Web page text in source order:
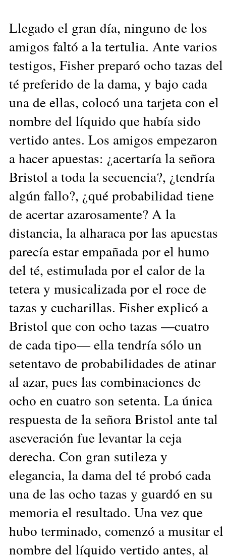
Llegado el gran día, ninguno de los
amigos faltó a la tertulia. Ante varios
testigos, Fisher preparó ocho tazas del
té preferido de la dama, y bajo cada
una de ellas, colocó una tarjeta con el
nombre del líquido que había sido
vertido antes. Los amigos empezaron
a hacer apuestas: ¿acertaría la señora
Bristol a toda la secuencia?, ¿tendría
algún fallo?, ¿qué probabilidad tiene
de acertar azarosamente? A la
distancia, la alharaca por las apuestas
parecía estar empañada por el humo
del té, estimulada por el calor de la
tetera y musicalizada por el roce de
tazas y cucharillas. Fisher explicó a
Bristol que con ocho tazas —cuatro
de cada tipo— ella tendría sólo un
setentavo de probabilidades de atinar
al azar, pues las combinaciones de
ocho en cuatro son setenta. La única
respuesta de la señora Bristol ante tal
aseveración fue levantar la ceja
derecha. Con gran sutileza y
elegancia, la dama del té probó cada
una de las ocho tazas y guardó en su
memoria el resultado. Una vez que
hubo terminado, comenzó a musitar el
nombre del líquido vertido antes, al